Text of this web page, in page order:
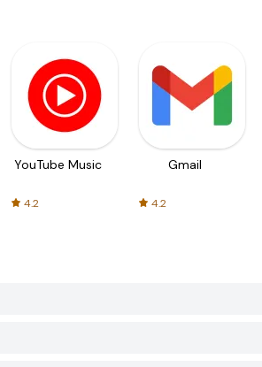
YouTube Music
4.2
Gmail
4.2